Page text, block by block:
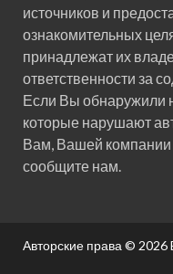
источников и
ознакомительных
принадлежат их
ответственности за
Если Вы обнаружили
которые нарушают
Вам, Вашей компании
сообщите нам.
Авторские права © 2026